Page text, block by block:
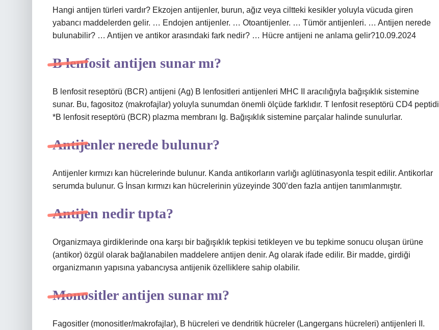
Hangi antijen türleri vardır? Ekzojen antijenler, burun, ağız veya ciltteki kesikler yoluyla vücuda giren
yabancı maddelerden gelir. … Endojen antijenler. … Otoantijenler. … Tümör antijenleri. … Antijen nerede
bulunabilir? … Antijen ve antikor arasındaki fark nedir? … Hücre antijeni ne anlama gelir?10.09.2024
B lenfosit antijen sunar mı?
B lenfosit reseptörü (BCR) antijeni (Ag) B lenfositleri antijenleri MHC II aracılığıyla bağışıklık sistemine
sunar. Bu, fagositoz (makrofajlar) yoluyla sunumdan önemli ölçüde farklıdır. T lenfosit reseptörü CD4 peptidi
*B lenfosit reseptörü (BCR) plazma membranı Ig. Bağışıklık sistemine parçalar halinde sunulurlar.
Antijenler nerede bulunur?
Antijenler kırmızı kan hücrelerinde bulunur. Kanda antikorların varlığı aglütinasyonla tespit edilir. Antikorlar
serumda bulunur. G İnsan kırmızı kan hücrelerinin yüzeyinde 300’den fazla antijen tanımlanmıştır.
Antijen nedir tıpta?
Organizmaya girdiklerinde ona karşı bir bağışıklık tepkisi tetikleyen ve bu tepkime sonucu oluşan ürüne
(antikor) özgül olarak bağlanabilen maddelere antijen denir. Ag olarak ifade edilir. Bir madde, girdiği
organizmanın yapısına yabancıysa antijenik özelliklere sahip olabilir.
Monositler antijen sunar mı?
Fagositler (monositler/makrofajlar), B hücreleri ve dendritik hücreler (Langergans hücreleri) antijenleri II.